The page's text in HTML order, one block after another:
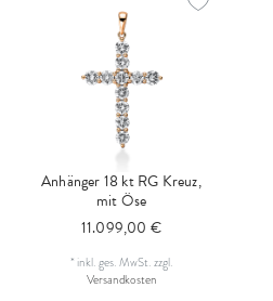
Anhänger 18 kt RG Kreuz,
mit Öse
11.099,00 €
* inkl. ges. MwSt.zzgl.
Versandkosten